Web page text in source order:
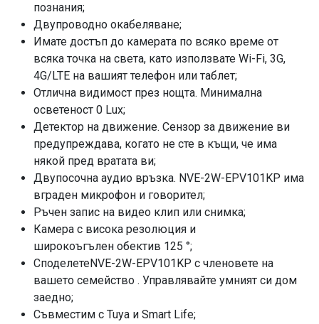
познания;
Двупроводно окабеляване;
Имате достъп до камерата по всяко време от
всяка точка на света, като използвате Wi-Fi, 3G,
4G/LTE на вашият телефон или таблет;
Отлична видимост през нощта. Минимална
осветеност 0 Lux;
Детектор на движение. Сензор за движение ви
предупреждава, когато не сте в къщи, че има
някой пред вратата ви;
Двупосочна аудио връзка. NVE-2W-EPV101KP има
вграден микрофон и говорител;
Ръчен запис на видео клип или снимка;
Камера с висока резолюция и
широкоъгълен обектив 125 °;
СподелетеNVE-2W-EPV101KP с членовете на
вашето семейство . Управлявайте умният си дом
заедно;
Съвместим с Tuya и Smart Life;